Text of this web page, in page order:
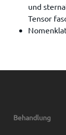
und
Tensor
Behandlung